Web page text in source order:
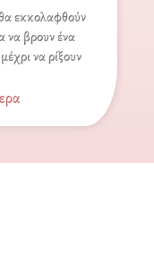
εκκολαφθούν
να βρουν ένα
να ρίξουν